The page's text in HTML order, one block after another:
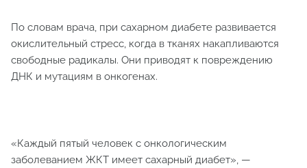
По словам врача, при сахарном диабете развивается
окислительный стресс, когда в тканях накапливаются
свободные радикалы. Они приводят к повреждению
ДНК и мутациям в онкогенах.
«Каждый пятый человек с онкологическим
заболеванием ЖКТ имеет сахарный диабет», —